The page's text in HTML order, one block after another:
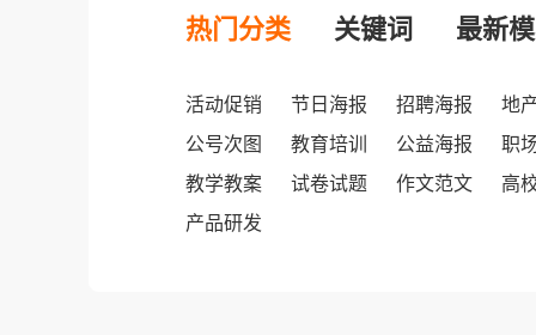
热门分类 关键词 最新
活动促销 节日海报 招聘海报
地
公号次图
教育培训 公益海报
职
教学教案
试卷试题 作文范文
高
产品研发